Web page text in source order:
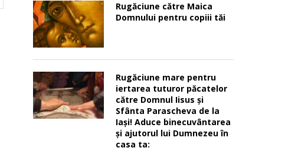
Rugăciune către Maica
Domnului pentru copiii tăi
Rugăciune mare pentru
iertarea tuturor păcatelor
către Domnul Iisus şi
Sfânta Parascheva de la
Iaşi! Aduce binecuvântarea
şi ajutorul lui Dumnezeu în
casa ta: